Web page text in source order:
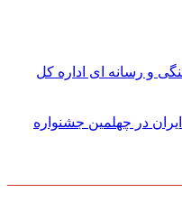
و رسانه ای اداره کل
در چهلمین جشنواره